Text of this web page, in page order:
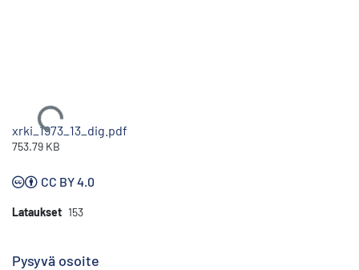
Ladataan...
xrki_1973_13_dig.pdf
753.79 KB
CC BY 4.0
Lataukset 153
Pysyvä osoite